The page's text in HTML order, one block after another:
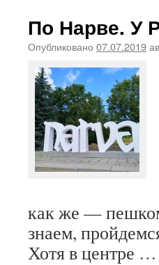
По Нарве. У
Опубликовано 07.07.2019
как же —
знаем,
Хотя в центре …